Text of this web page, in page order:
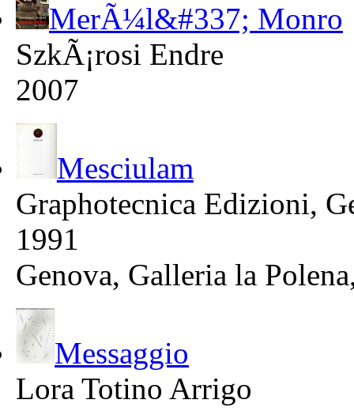
MerÃ¼l&#337; Monro
SzkÃ¡rosi Endre
2007
Mesciulam
Graphotecnica Edizioni,
1991
Genova, Galleria la
Messaggio
Lora Totino Arrigo